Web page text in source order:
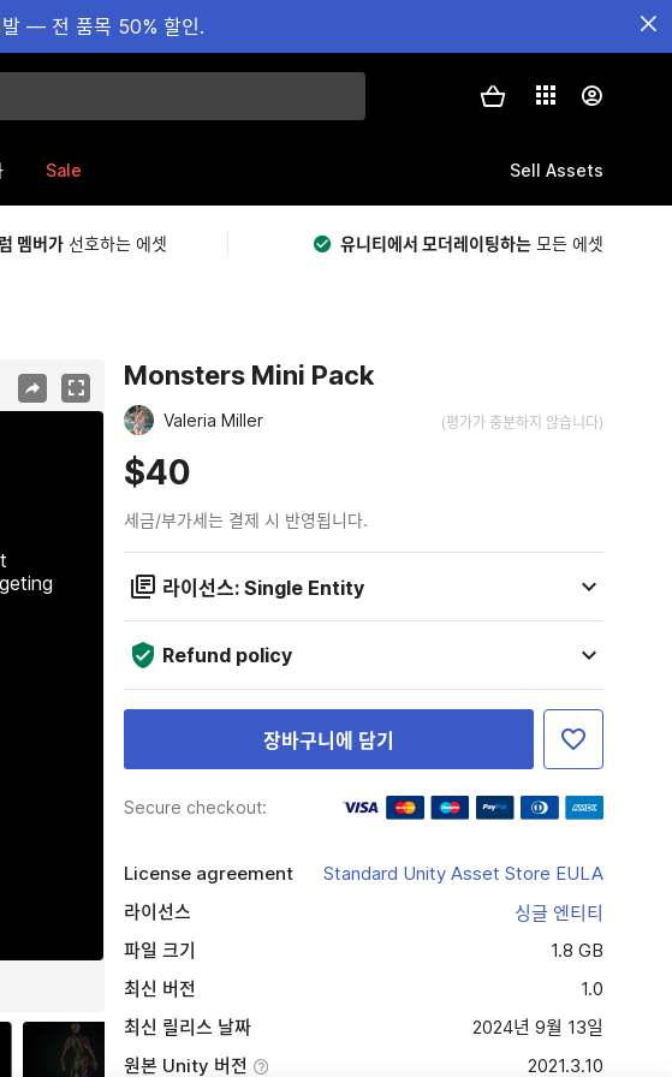
발 — 전 품목 50% 할인.
Sale Sell Assets
멤버가 선호하는 에셋 유니티에서 모더레이팅하는 모든 에셋
Monsters Mini Pack
Valeria Miller (평가가 충분하지 않습니다)
$40
세금/부가세는 결제 시 반영됩니다.
라이선스: Single Entity
Refund policy
장바구니에 담기
Secure checkout:
License agreement
Standard Unity Asset Store EULA
라이선스
싱글 엔티티
파일 크기
1.8 GB
최신 버전
1.0
최신 릴리스 날짜
2024년 9월 13일
원본 Unity 버전
2021.3.10